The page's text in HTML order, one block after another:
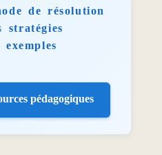
de résolution
stratégies
exemples
pédagogiques